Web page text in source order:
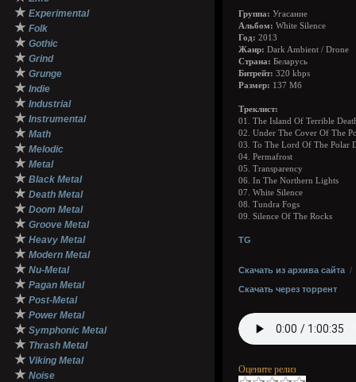
★ Experimental
★ Folk
★ Gothic
★ Grind
★ Grunge
★ Indie
★ Industrial
★ Instrumental
★ Math
★ Melodic
★ Metal
★ Black Metal
★ Death Metal
★ Doom Metal
★ Groove Metal
★ Heavy Metal
★ Modern Metal
★ Nu-Metal
★ Pagan Metal
★ Post-Metal
★ Power Metal
★ Symphonic Metal
★ Thrash Metal
★ Viking Metal
★ Noise
Группа: Угасание
Альбом: White Silence
Год: 2013
Жанр: Dark Ambient / Drone
Страна: Беларусь
Битрейт: 320 kbps
Размер: 137 Мб
Треклист:
01. The Island Of Terrible
02. Under The Cover Of The
03. To The Lord Of The Polar
04. Permafrost
05. Transparency
06. In The Northern Lights
07. White Silence
08. Tundra Fogs
09. Silence Of The Rocks
TG
Скачать из архива сайта /
Скачать через торрент
Оцените релиз